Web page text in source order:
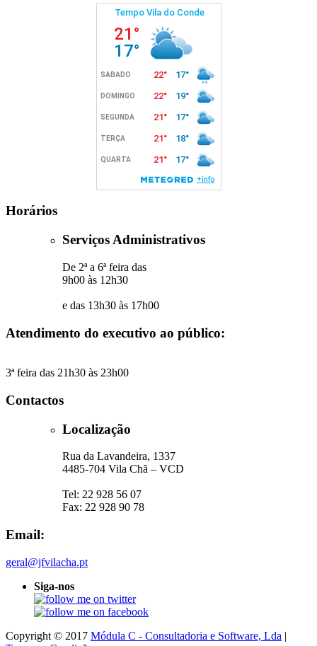
Horários
Serviços Administrativos
De 2ª a 6ª feira das
9h00 às 12h30
e das 13h30 às 17h00
Atendimento do executivo ao público:
3ª feira das 21h30 às 23h00
Contactos
Localização
Rua da Lavandeira, 1337
4485-704 Vila Chã – VCD
Tel: 22 928 56 07
Fax: 22 928 90 78
Email:
geral@jfvilacha.pt
Siga-nos
Copyright © 2017 Módula C - Consultadoria e Software, Lda |